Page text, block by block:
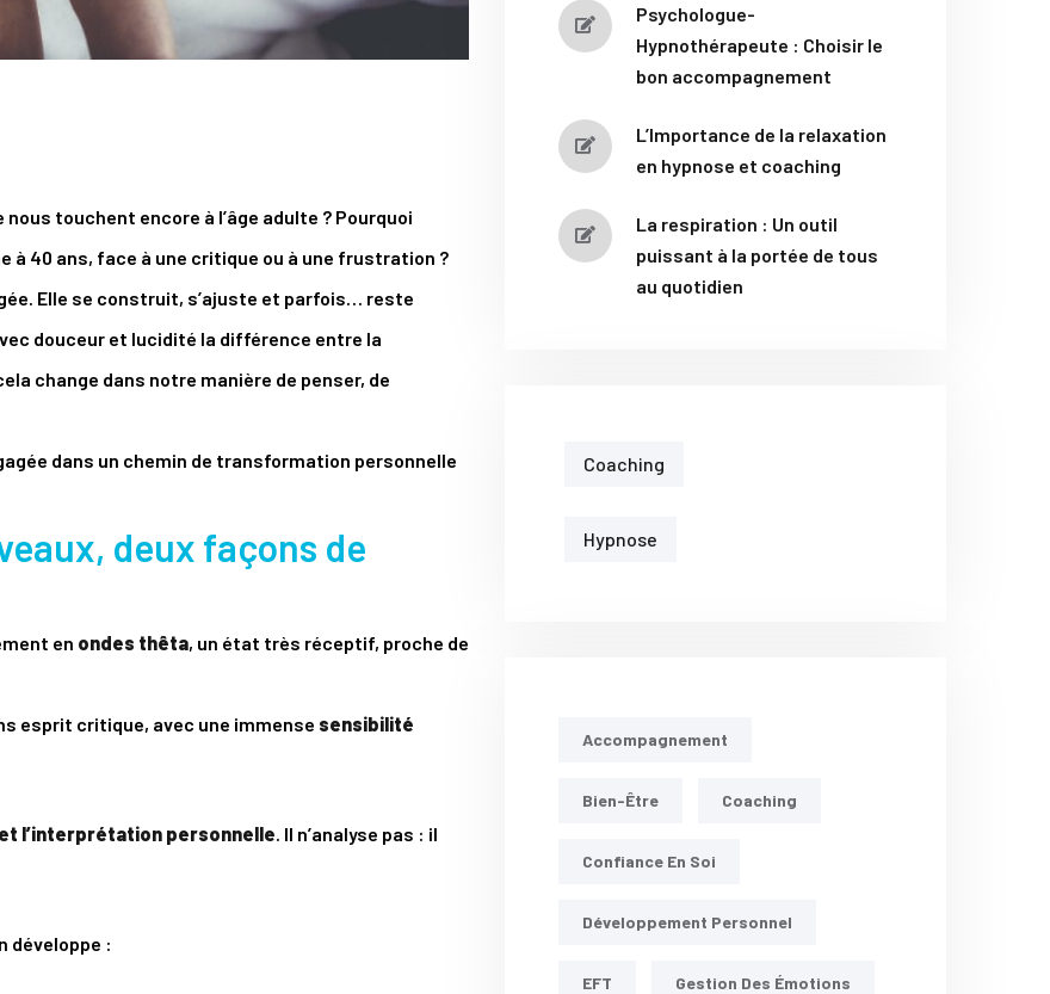
touchent encore à l’âge adulte ? Pourquoi
à 40 ans, face à une critique ou à une frustration ?
Elle se construit, s’ajuste et parfois… reste
douceur et lucidité la différence entre la
change dans notre manière de penser, de
dans un chemin de transformation personnelle
deux façons de
en ondes thêta, un état très réceptif, proche de
esprit critique, avec une immense sensibilité
l’interprétation personnelle. Il n’analyse pas : il
développe :
Psychologue-
Hypnothérapeute : Choisir le
bon accompagnement
L’Importance de la relaxation
en hypnose et coaching
La respiration : Un outil
puissant à la portée de tous
au quotidien
Coaching
Hypnose
Accompagnement
Bien-Être Coaching
Confiance En Soi
Développement Personnel
EFT Gestion Des Émotions